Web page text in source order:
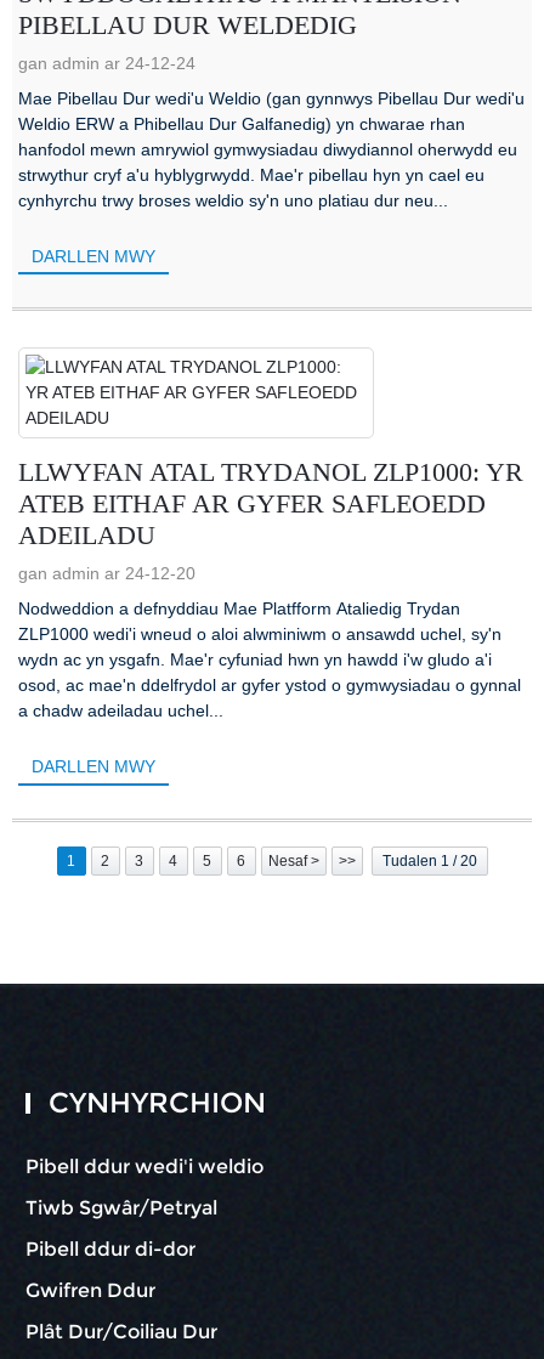
PIBELLAU DUR WELDEDIG
gan admin ar 24-12-24
Mae Pibellau Dur wedi'u Weldio (gan gynnwys Pibellau Dur wedi'u
Weldio ERW a Phibellau Dur Galfanedig) yn chwarae rhan
hanfodol mewn amrywiol gymwysiadau diwydiannol oherwydd eu
strwythur cryf a'u hyblygrwydd. Mae'r pibellau hyn yn cael eu
cynhyrchu trwy broses weldio sy'n uno platiau dur neu...
DARLLEN MWY
LLWYFAN ATAL TRYDANOL ZLP1000: YR
ATEB EITHAF AR GYFER SAFLEOEDD
ADEILADU
gan admin ar 24-12-20
Nodweddion a defnyddiau Mae Platfform Ataliedig Trydan
ZLP1000 wedi'i wneud o aloi alwminiwm o ansawdd uchel, sy'n
wydn ac yn ysgafn. Mae'r cyfuniad hwn yn hawdd i'w gludo a'i
osod, ac mae'n ddelfrydol ar gyfer ystod o gymwysiadau o gynnal
a chadw adeiladau uchel...
DARLLEN MWY
1 2 3 4 5 6 Nesaf > >> Tudalen 1 / 20
CYNHYRCHION
Pibell ddur wedi'i weldio
Tiwb Sgwâr/Petryal
Pibell ddur di-dor
Gwifren Ddur
Plât Dur/Coiliau Dur